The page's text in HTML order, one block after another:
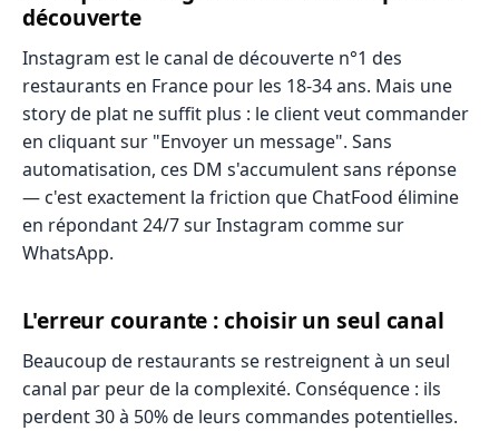
découverte
Instagram est le canal de découverte n°1 des
restaurants en France pour les 18-34 ans. Mais une
story de plat ne suffit plus : le client veut commander
en cliquant sur "Envoyer un message". Sans
automatisation, ces DM s'accumulent sans réponse
— c'est exactement la friction que ChatFood élimine
en répondant 24/7 sur Instagram comme sur
WhatsApp.
L'erreur courante : choisir un seul canal
Beaucoup de restaurants se restreignent à un seul
canal par peur de la complexité. Conséquence : ils
perdent 30 à 50% de leurs commandes potentielles.